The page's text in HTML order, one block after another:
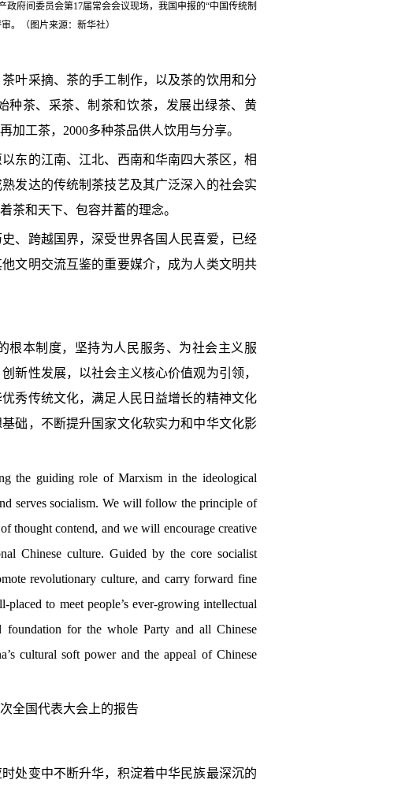
府间委员会第17届常会会议现场，我国申报的“中国传统制
。（图片来源：新华社）
叶采摘、茶的手工制作，以及茶的饮用和分
种茶、采茶、制茶和饮茶，发展出绿茶、黄
工茶，2000多种茶品供人饮用与分享。
东的江南、江北、西南和华南四大茶区，相
发达的传统制茶技艺及其广泛深入的社会实
茶和天下、包容并蓄的理念。
、跨越国界，深受世界各国人民喜爱，已经
文明交流互鉴的重要媒介，成为人类文明共
根本制度，坚持为人民服务、为社会主义服
新性发展，以社会主义核心价值观为引领，
秀传统文化，满足人民日益增长的精神文化
础，不断提升国家文化软实力和中华文化影
the guiding role of Marxism in the ideological
serves socialism. We will follow the principle of
thought contend, and we will encourage creative
Chinese culture. Guided by the core socialist
revolutionary culture, and carry forward fine
to meet people’s ever-growing intellectual
foundation for the whole Party and all Chinese
cultural soft power and the appeal of Chinese
全国代表大会上的报告
处变中不断升华，积淀着中华民族最深沉的